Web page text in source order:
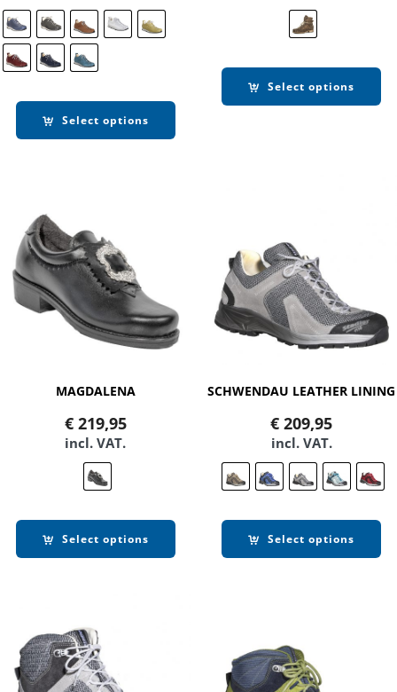
Select options
Select options
MAGDALENA
€219,95
incl. VAT.
Select options
SCHWENDAU LEATHER LINING
€ 209,95
incl. VAT.
Select options